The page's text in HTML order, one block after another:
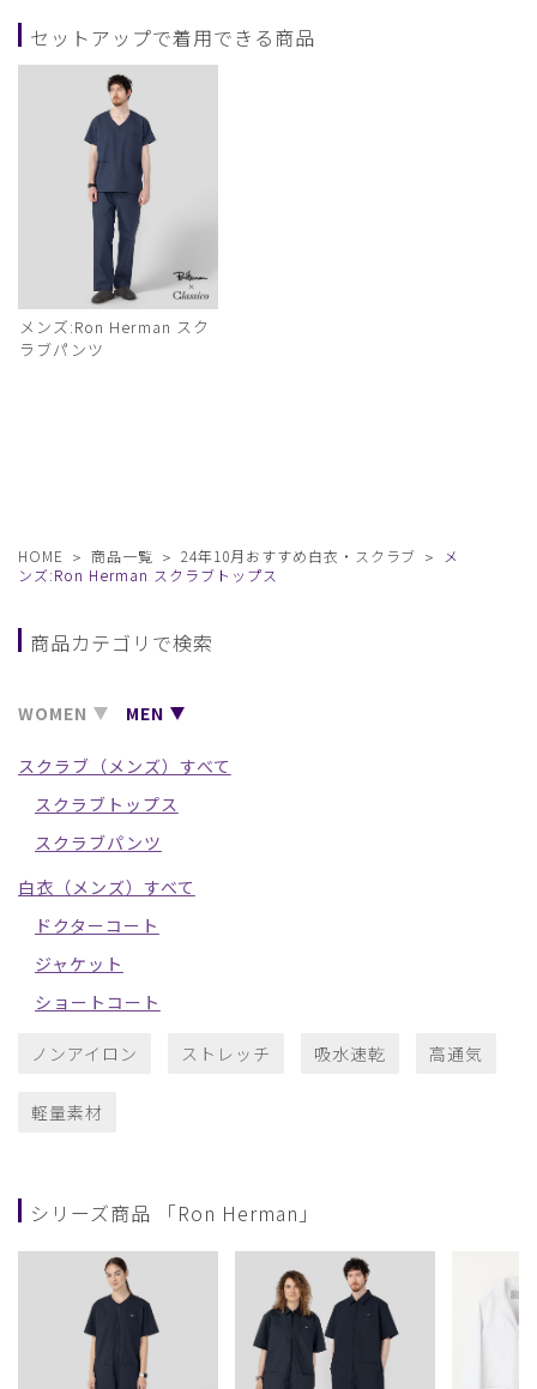
セットアップで着用できる商品
メンズ:Ron Herman スク
ラブパンツ
HOME 商品一覧 24年10月おすすめ白衣・スクラブ
メ
ンズ:Ron Herman スクラブトップス
商品カテゴリで検索
WOMEN MEN
スクラブ（メンズ）すべて
スクラブトップス
スクラブパンツ
白衣（メンズ）すべて
ドクターコート
ジャケット
ショートコート
ノンアイロン ストレッチ 吸水速乾 高通気
軽量素材
シリーズ商品 「Ron Herman」